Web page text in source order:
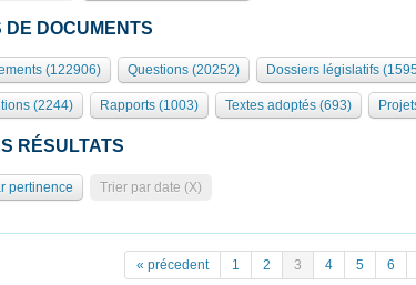
DE DOCUMENTS
(122906) Questions (20252) Dossiers législatifs
(2244) Rapports (1003) Textes adoptés (693)
RÉSULTATS
pertinence Trier par date (X)
« précedent 1 2 3 4 5 6